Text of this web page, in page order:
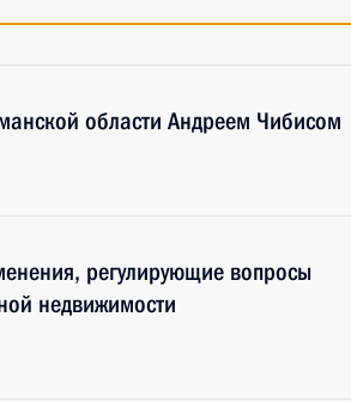
области Андреем Чибисом
регулирующие вопросы
недвижимости